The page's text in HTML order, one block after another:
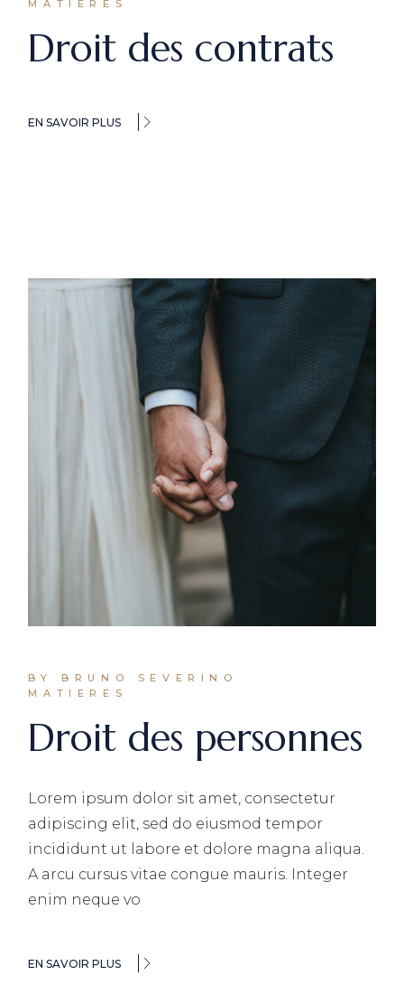
MATIERES
Droit des contrats
EN SAVOIR PLUS
BY BRUNO SEVERINO
MATIERES
Droit des personnes
Lorem ipsum dolor sit amet, consectetur
adipiscing elit, sed do eiusmod tempor
incididunt ut labore et dolore magna aliqua.
A arcu cursus vitae congue mauris. Integer
enim neque vo
EN SAVOIR PLUS